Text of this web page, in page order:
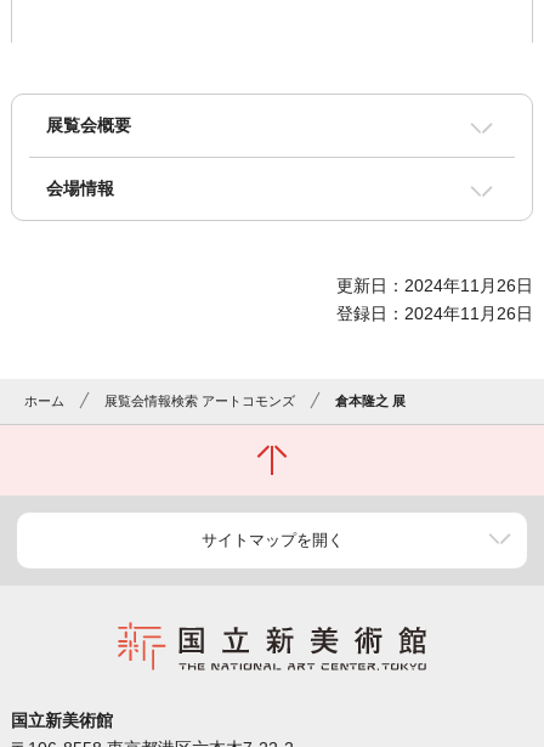
展覧会概要
会場情報
更新日：2024年11月26日
登録日：2024年11月26日
ホーム 展覧会情報検索 アートコモンズ 倉本隆之 展
サイトマップを開く
国立新美術館